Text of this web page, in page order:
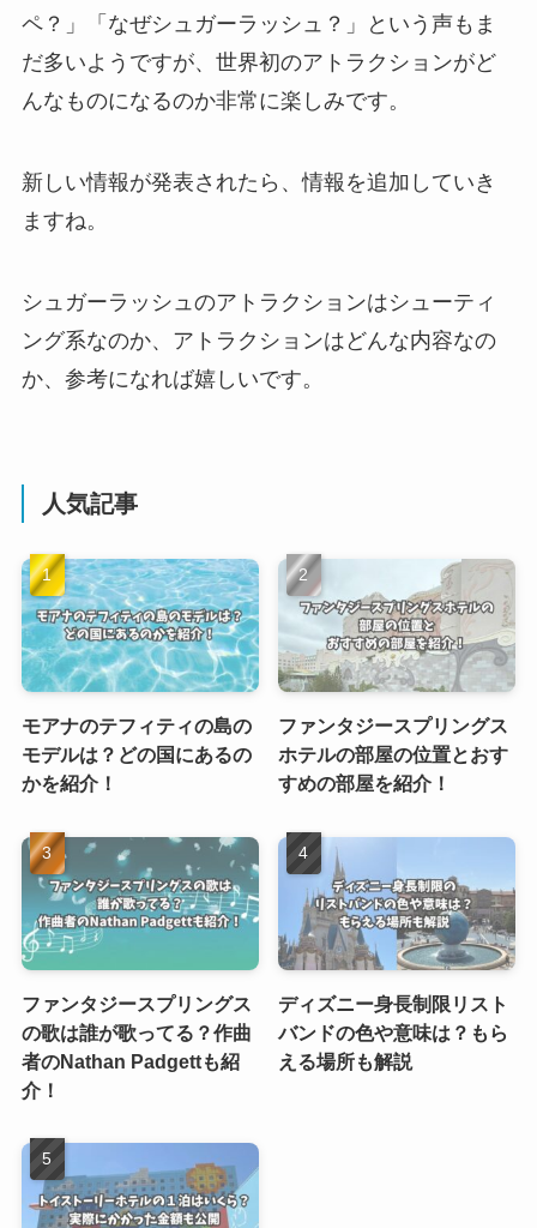
ペ？」「なぜシュガーラッシュ？」という声もま
だ多いようですが、世界初のアトラクションがど
んなものになるのか非常に楽しみです。
新しい情報が発表されたら、情報を追加していき
ますね。
シュガーラッシュのアトラクションはシューティ
ング系なのか、アトラクションはどんな内容なの
か、参考になれば嬉しいです。
人気記事
モアナのテフィティの島の
モデルは？どの国にあるの
かを紹介！
ファンタジースプリングス
ホテルの部屋の位置とおす
すめの部屋を紹介！
ファンタジースプリングス
の歌は誰が歌ってる？作曲
者のNathan Padgettも紹
介！
ディズニー身長制限リスト
バンドの色や意味は？もら
える場所も解説